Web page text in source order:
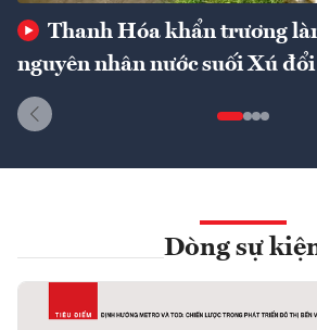
Thanh Hóa khẩn trương
nguyên nhân nước suối Xú
Dòng sự